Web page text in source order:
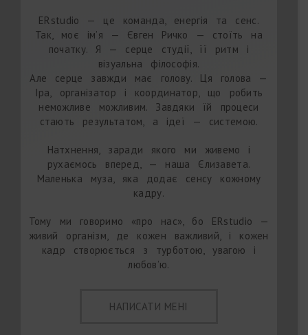
ERstudio — це команда, енергія та сенс.
Так, моє ім’я — Євген Ричко — стоїть на
початку. Я — серце студії, її ритм і
візуальна філософія.
Але серце завжди має голову. Ця голова —
Іра, організатор і координатор, що робить
неможливе можливим. Завдяки їй процеси
стають результатом, а ідеї — системою.
Натхнення, заради якого ми живемо і
рухаємось вперед, — наша Єлизавета.
Маленька муза, яка додає сенсу кожному
кадру.
Тому ми говоримо «про нас», бо ERstudio —
живий організм, де кожен важливий, і кожен
кадр створюється з турботою, увагою і
любов’ю.
НАПИСАТИ МЕНІ